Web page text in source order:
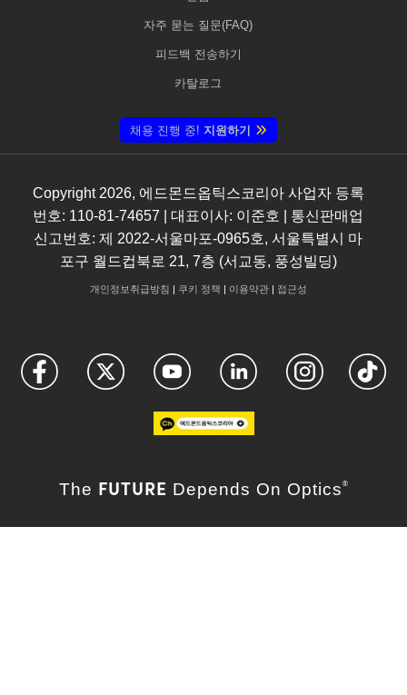
자주 묻는 질문(FAQ)
피드백 전송하기
카탈로그
채용 진행 중! 지원하기
Copyright 2026, 에드몬드옵틱스코리아 사업자 등록
번호: 110-81-74657 | 대표이사: 이준호 | 통신판매업
신고번호: 제 2022-서울마포-0965호, 서울특별시 마
포구 월드컵북로 21, 7층 (서교동, 풍성빌딩)
개인정보취급방침 | 쿠키 정책 | 이용약관| 접근성
The FUTURE Depends On Optics ®